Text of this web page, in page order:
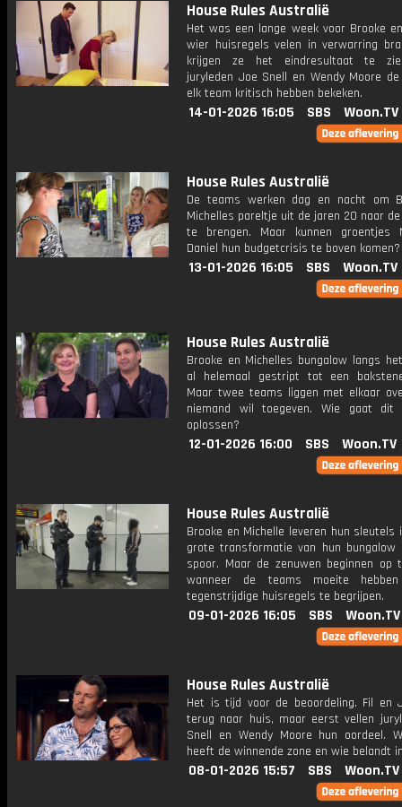
House Rules Australië
Het was een lange week voor Brooke
wier huisregels velen in verwarring
krijgen ze het eindresultaat te
juryleden Joe Snell en Wendy Moore
elk team kritisch hebben bekeken.
14-01-2026 16:05 SBS Woon.TV
House Rules Australië
De teams werken dag en nacht om
Michelles pareltje uit de jaren 20 naar de
te brengen. Maar kunnen groentjes
Daniel hun budgetcrisis te boven komen?
13-01-2026 16:05 SBS Woon.TV
House Rules Australië
Brooke en Michelles bungalow langs
al helemaal gestript tot een
Maar twee teams liggen met elkaar
niemand wil toegeven. Wie gaat dit
oplossen?
12-01-2026 16:00 SBS Woon.TV
House Rules Australië
Brooke en Michelle leveren hun sleutels
grote transformatie van hun bungalow
spoor. Maar de zenuwen beginnen op
wanneer de teams moeite
tegenstrijdige huisregels te begrijpen.
09-01-2026 16:05 SBS Woon.TV
House Rules Australië
Het is tijd voor de beoordeling. Fil en
terug naar huis, maar eerst vellen
Snell en Wendy Moore hun oordeel.
heeft de winnende zone en wie belandt
08-01-2026 15:57 SBS Woon.TV